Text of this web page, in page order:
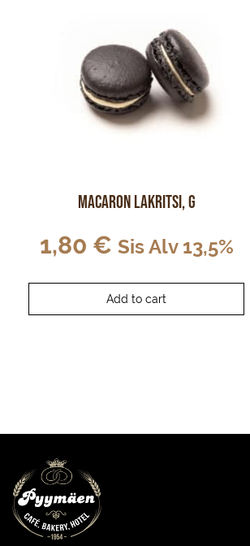
Macaron Lakritsi, G
1,80 € Sis Alv 13,5%
Add to cart